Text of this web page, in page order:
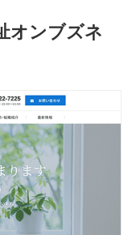
オンブズネ